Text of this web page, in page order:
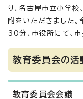
り、名古屋市立小学
附をいただきました
30分、市役所にて、
教育委員会の活
教育委員会会議